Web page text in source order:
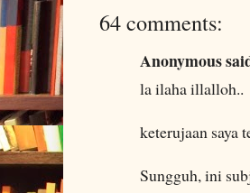
64 comments:
Anonymous
la ilaha illalloh..
keterujaan saya
Sungguh, ini